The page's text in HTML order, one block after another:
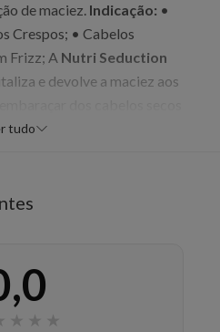
de maciez. Indicação: •
Crespos; • Cabelos
Frizz; A Nutri Seduction
e devolve a maciez aos
Brilho; • Força; • Maciez; •
da lã de Cashmere e
Luxury Mask
e protege a fibra capilar.
tudo